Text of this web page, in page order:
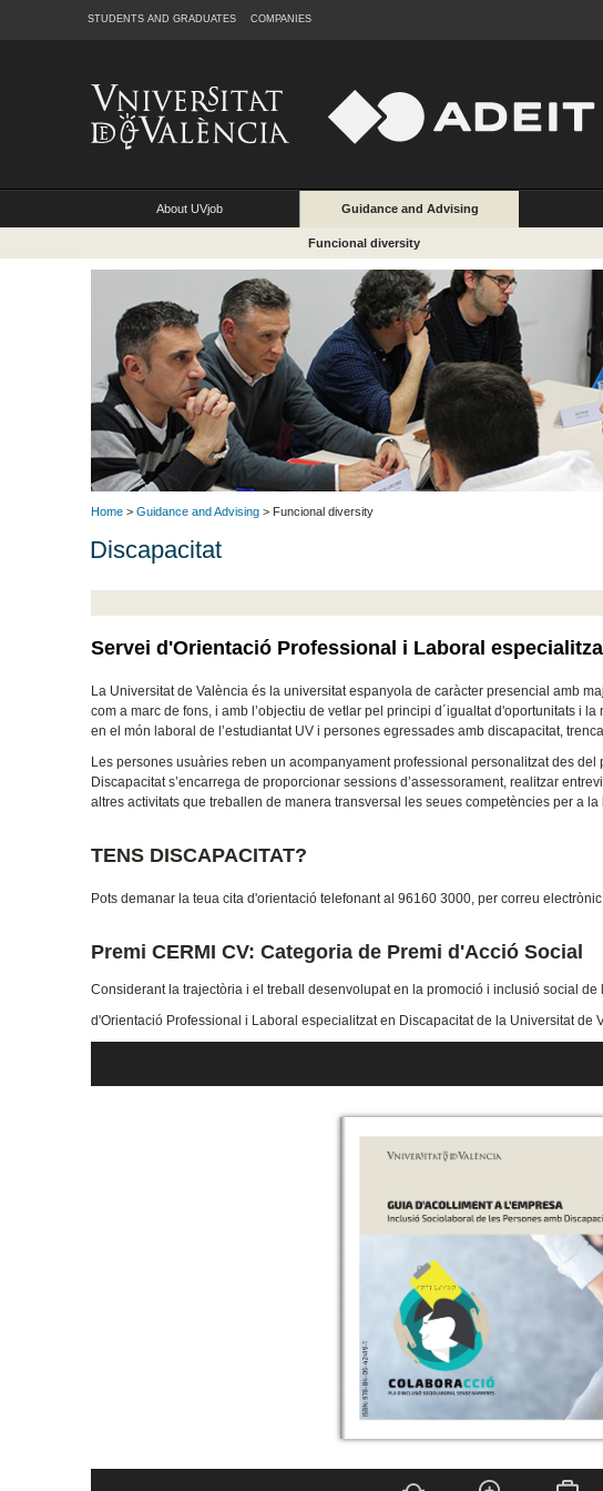
STUDENTS AND GRADUATES COMPANIES
About UVjob Guidance and Advising
Funcional diversity
Home > Guidance and Advising > Funcional diversity
Discapacitat
Servei d'Orientació Professional i Laboral
La Universitat de València és la universitat espanyola de caràcter presencial amb
com a marc de fons, i amb l’objectiu de vetlar pel principi d´igualtat d'oportunitats i
en el món laboral de l’estudiantat UV i persones egressades amb discapacitat,
Les persones usuàries reben un acompanyament professional personalitzat des
Discapacitat s’encarrega de proporcionar sessions d’assessorament, realitzar
altres activitats que treballen de manera transversal les seues competències per a la
TENS DISCAPACITAT?
Pots demanar la teua cita d'orientació telefonant al 96160 3000, per correu
Premi CERMI CV: Categoria de Premi d'Acció Social
Considerant la trajectòria i el treball desenvolupat en la promoció i inclusió social
d'Orientació Professional i Laboral especialitzat en Discapacitat de la Universitat de